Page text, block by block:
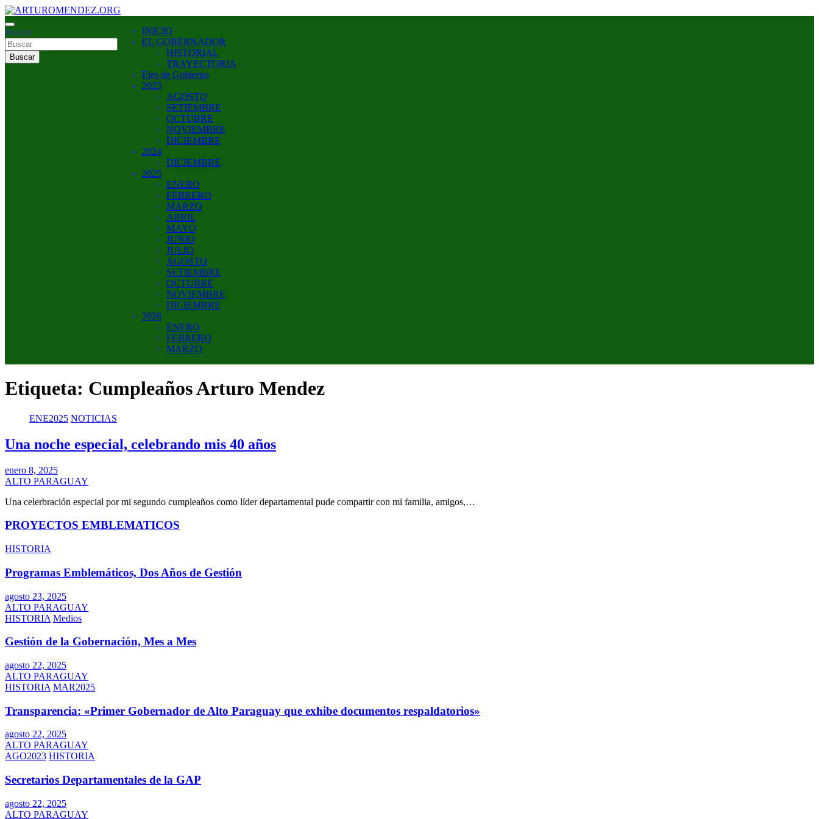
Saltar
al
contenido
ARTUROMENDEZ.ORG
ARTURO MENDEZ GOBERNADOR 2023
Buscar
Buscar
INICIO
EL GOBERNADOR
HISTORIAL
TRAYECTORIA
Ejes de Gobierno
2023
AGOSTO
SETIEMBRE
OCTUBRE
NOVIEMBRE
DICIEMBRE
2024
DICIEMBRE
2025
ENERO
FEBRERO
MARZO
ABRIL
MAYO
JUNIO
JULIO
AGOSTO
SETIEMBRE
OCTUBRE
NOVIEMBRE
DICIEMBRE
2026
ENERO
FEBRERO
MARZO
Etiqueta: Cumpleaños Arturo Mendez
ENE2025 NOTICIAS
Una noche especial, celebrando mis 40 años
enero 8, 2025
ALTO PARAGUAY
Una celerbración especial por mi segundo cumpleaños como líder departamental pude compartir con mi familia, amigos,…
PROYECTOS EMBLEMATICOS
HISTORIA
Programas Emblemáticos, Dos Años de Gestión
agosto 23, 2025
ALTO PARAGUAY
HISTORIA Medios
Gestión de la Gobernación, Mes a Mes
agosto 22, 2025
ALTO PARAGUAY
HISTORIA MAR2025
Transparencia: «Primer Gobernador de Alto Paraguay que exhibe documentos respaldatorios»
agosto 22, 2025
ALTO PARAGUAY
AGO2023 HISTORIA
Secretarios Departamentales de la GAP
agosto 22, 2025
ALTO PARAGUAY